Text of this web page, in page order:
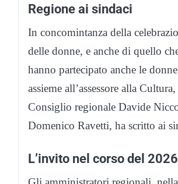
Regione ai sindaci
In concomintanza della
delle donne, e anche di quello
hanno partecipato anche le
assieme all’assessore alla
Consiglio regionale Davide
Domenico Ravetti, ha scritto ai
L’invito nel corso del 2026